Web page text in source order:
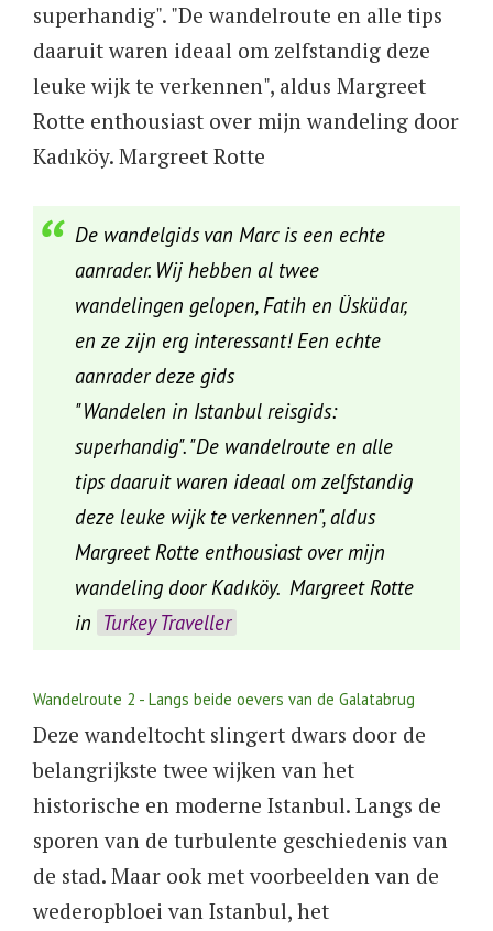
superhandig". "De wandelroute en alle tips
daaruit waren ideaal om zelfstandig deze
leuke wijk te verkennen", aldus Margreet
Rotte enthousiast over mijn wandeling door
Kadıköy. Margreet Rotte
De wandelgids van Marc is een echte
aanrader. Wij hebben al twee
wandelingen gelopen, Fatih en Üsküdar,
en ze zijn erg interessant! Een echte
aanrader deze gids
"Wandelen in Istanbul reisgids:
superhandig". "De wandelroute en alle
tips daaruit waren ideaal om zelfstandig
deze leuke wijk te verkennen", aldus
Margreet Rotte enthousiast over mijn
wandeling door Kadıköy. Margreet Rotte
in Turkey Traveller
Wandelroute 2 - Langs beide oevers van de Galatabrug
Deze wandeltocht slingert dwars door de
belangrijkste twee wijken van het
historische en moderne Istanbul. Langs de
sporen van de turbulente geschiedenis van
de stad. Maar ook met voorbeelden van de
wederopbloei van Istanbul, het